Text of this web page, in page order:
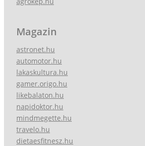
Magazin
astronet.hu
automotor.hu
lakaskultura.hu
gamer.origo.hu
likebalaton.hu
napidoktor.hu
mindmegette.hu
travelo.hu
dietaesfitnesz.hu